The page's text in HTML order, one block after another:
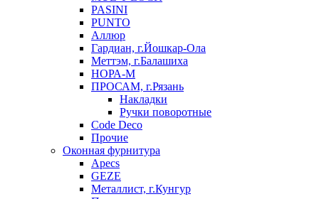
PASINI
PUNTO
Аллюр
Гардиан, г.Йошкар-Ола
Меттэм, г.Балашиха
НОРА-М
ПРОСАМ, г.Рязань
Накладки
Ручки поворотные
Code Deco
Прочие
Оконная фурнитура
Apecs
GEZE
Металлист, г.Кунгур